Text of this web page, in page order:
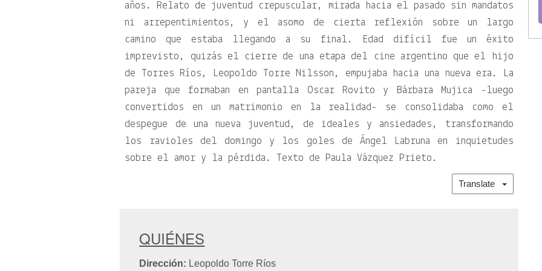
años. Relato de juventud crepuscular, mirada hacia el pasado sin mandatos
ni arrepentimientos, y el asomo de cierta reflexión sobre un largo
camino que estaba llegando a su final. Edad difícil fue un éxito
imprevisto, quizás el cierre de una etapa del cine argentino que el hijo
de Torres Ríos, Leopoldo Torre Nilsson, empujaba hacia una nueva era. La
pareja que formaban en pantalla Oscar Rovito y Bárbara Mujica -luego
convertidos en un matrimonio en la realidad- se consolidaba como el
despegue de una nueva juventud, de ideales y ansiedades, transformando
los ravioles del domingo y los goles de Ángel Labruna en inquietudes
sobre el amor y la pérdida. Texto de Paula Vázquez Prieto.
Translate
QUIÉNES
Dirección: Leopoldo Torre Ríos